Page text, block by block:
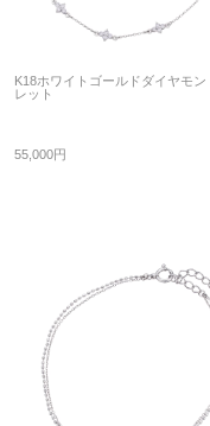
K18ホワイトゴールドダイヤモン
レット
55,000円